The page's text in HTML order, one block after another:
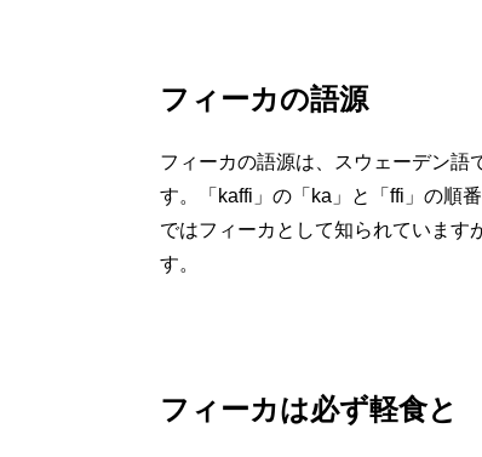
フィーカの語源
フィーカの語源は、スウェーデン語
す。「kaffi」の「ka」と「ffi」の順
ではフィーカとして知られています
す。
フィーカは必ず軽食と